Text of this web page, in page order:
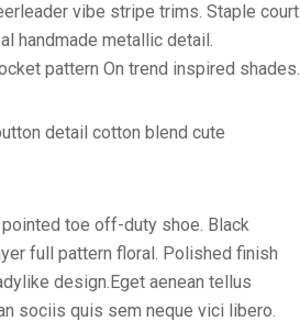
vibe stripe trims. Staple court
handmade metallic detail.
pattern On trend inspired shades.
detail cotton blend cute
toe off-duty shoe. Black
full pattern floral. Polished finish
design.Eget aenean tellus
sociis quis sem neque vici libero.